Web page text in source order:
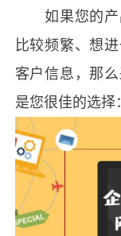
如果您的产
比较频繁、想
客户信息，那
是您很佳的选择：